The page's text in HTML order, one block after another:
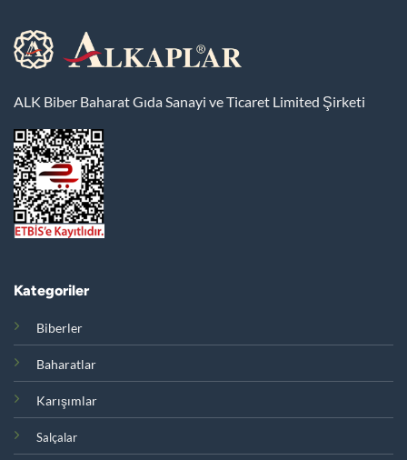
ALK Biber Baharat Gıda Sanayi ve Ticaret Limited Şirketi
Kategoriler
Biberler
Baharatlar
Karışımlar
Salçalar